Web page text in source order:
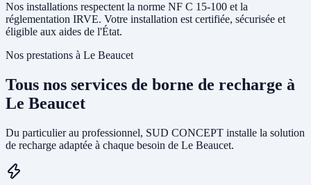
Nos installations respectent la norme NF C 15-100 et la
réglementation IRVE. Votre installation est certifiée, sécurisée et
éligible aux aides de l'État.
Nos prestations à Le Beaucet
Tous nos services de borne de recharge à
Le Beaucet
Du particulier au professionnel, SUD CONCEPT installe la solution
de recharge adaptée à chaque besoin de Le Beaucet.